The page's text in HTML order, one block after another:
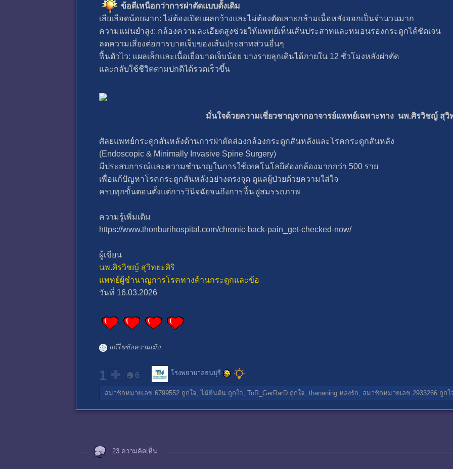
ข้อดีเหนือกว่าการผ่าตัดแบบดั้งเดิม
เสียเลือดน้อยมาก: ไม่ต้องเปิดแผลกว้างและไม่ต้องตัดเลาะกล้ามเนื้อหลังออกเป็นจำนวนมาก
ความแม่นยำสูง: กล้องความละเอียดสูงช่วยให้แพทย์เห็นเส้นประสาทและหมอนรองกระดูกได้ชัดเจน
ลดความเสี่ยงต่อการบาดเจ็บของเส้นประสาทส่วนอื่นๆ
ฟื้นตัวไว: แผลเล็กและเนื้อเยื่อบาดเจ็บน้อย บางรายลุกเดินได้ภายใน 12 ชั่วโมงหลังผ่าตัด
และกลับใช้ชีวิตตามปกติได้รวดเร็วขึ้น
มั่นใจด้วยความเชี่ยวชาญจากอาจารย์แพทย์เฉพาะทาง นพ.ศิรวิชญ์ สุวิ
ศัลยแพทย์กระดูกสันหลังด้านการผ่าตัดส่องกล้องกระดูกสันหลังและโรคกระดูกสันหลัง
(Endoscopic & Minimally Invasive Spine Surgery)
มีประสบการณ์และความชำนาญในการใช้เทคโนโลยีส่องกล้องมากกว่า 500 ราย
เพื่อแก้ปัญหาโรคกระดูกสันหลังอย่างตรงจุด ดูแลผู้ป่วยด้วยความใส่ใจ
ครบทุกขั้นตอนตั้งแต่การวินิจฉัยจนถึงการฟื้นฟูสมรรถภาพ
ความรู้เพิ่มเติม
https://www.thonburihospital.com/chronic-back-pain_get-checked-now/
ผู้เขียน
นพ.ศิรวิชญ์ สุวิทยะศิริ
แพทย์ผู้ชำนาญการโรคทางด้านกระดูกและข้อ
วันที่ 16.03.2026
แก้ไขข้อความเมื่อ
1 6 โรงพยาบาลธนบุรี
สมาชิกหมายเลข 6799552 ถูกใจ,ไม้ยืนต้น ถูกใจ, ToR_GerRarD ถูกใจ, thananing หลงรัก, สมาชิกหมายเลข 2933266 ถูกใ
23 ความคิดเห็น